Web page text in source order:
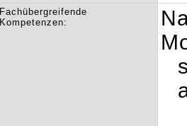
Fachübergreifende
Kompetenzen: